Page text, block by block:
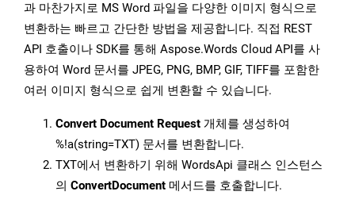
과 마찬가지로 MS Word 파일을 다양한 이미지 형식으로
변환하는 빠르고 간단한 방법을 제공합니다. 직접 REST
API 호출이나 SDK를 통해 Aspose.Words Cloud API를 사
용하여 Word 문서를 JPEG, PNG, BMP, GIF, TIFF를 포함한
여러 이미지 형식으로 쉽게 변환할 수 있습니다.
Convert Document Request 개체를 생성하여
%!a(string=TXT) 문서를 변환합니다.
TXT에서 변환하기 위해 WordsApi 클래스 인스턴스
의 ConvertDocument 메서드를 호출합니다.